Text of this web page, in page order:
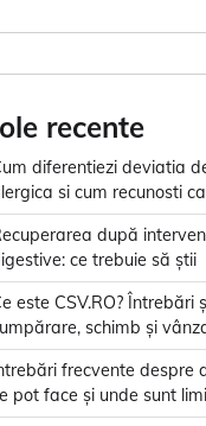
recente
diferentiezi deviatia
si cum recunosti
după
ce trebuie să știi
este CSV.RO? Întrebări
schimb și
frecvente despre
pot face și unde sunt